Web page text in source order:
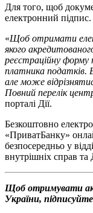
Для того, щоб
електронний підпис.
«Щоб отримати
якого
реєстраційну форму
платника податків.
але може
Повний перелік
порталі Дії.
Безкоштовно
«ПриватБанку»
безпосередньо у
внутрішніх справ та
Щоб отримувати
України,